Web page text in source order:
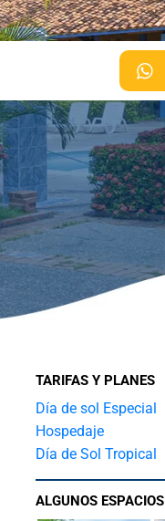
TARIFAS Y PLANES
Día de sol Especial
Hospedaje
Día de Sol Tropical
ALGUNOS ESPACIOS